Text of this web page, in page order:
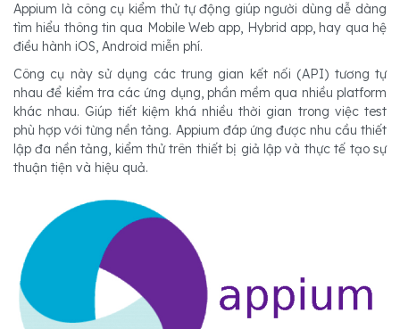
Appium là công cụ kiểm thử tự động giúp người dùng dễ dàng
tìm hiểu thông tin qua Mobile Web app, Hybrid app, hay qua hệ
điều hành iOS, Android miễn phí.
Công cụ này sử dụng các trung gian kết nối (API) tương tự
nhau để kiểm tra các ứng dụng, phần mềm qua nhiều platform
khác nhau. Giúp tiết kiệm khá nhiều thời gian trong việc test
phù hợp với từng nền tảng. Appium đáp ứng được nhu cầu thiết
lập đa nền tảng, kiểm thử trên thiết bị giả lập và thực tế tạo sự
thuận tiện và hiệu quả.